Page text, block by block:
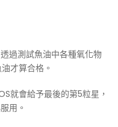
過測試魚油中各種氧化物
才算合格。
就會給予最後的第5粒星，
用。